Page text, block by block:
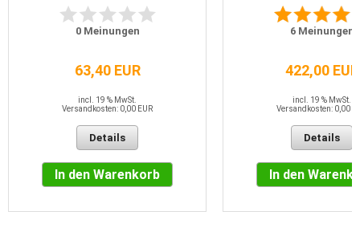
0Meinungen
63,40 EUR
incl. 19 % MwSt.
Versandkosten: 0,00 EUR
Details
In den Warenkorb
6Meinungen
422,00 EUR
incl. 19 % MwSt.
Versandkosten: 0,00
Details
In den